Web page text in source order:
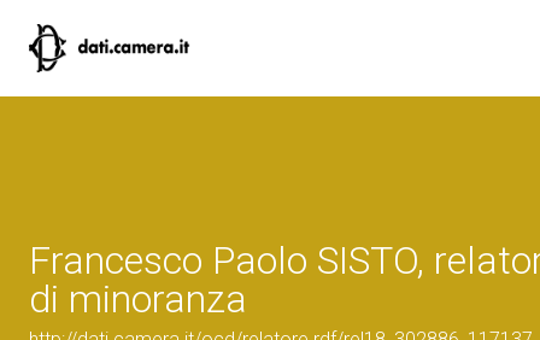
Francesco Paolo SISTO,
di minoranza